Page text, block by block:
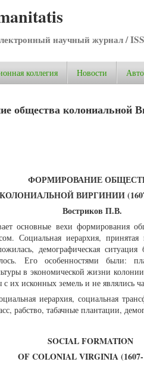
научный журнал /
коллегия Новости
общества колониальной
ФОРМИРОВАНИЕ
КОЛОНИАЛЬНОЙ ВИРГИНИИ
Востриков П.В.
основные вехи формирования
Социальная иерархия,
демографическая
Его особенностями были:
в экономической жизни
их исконных земель и не являлись
иерархия, социальная
рабство, табачные плантации,
SOCIAL FORMATION
OF COLONIAL VIRGINIA (1607-